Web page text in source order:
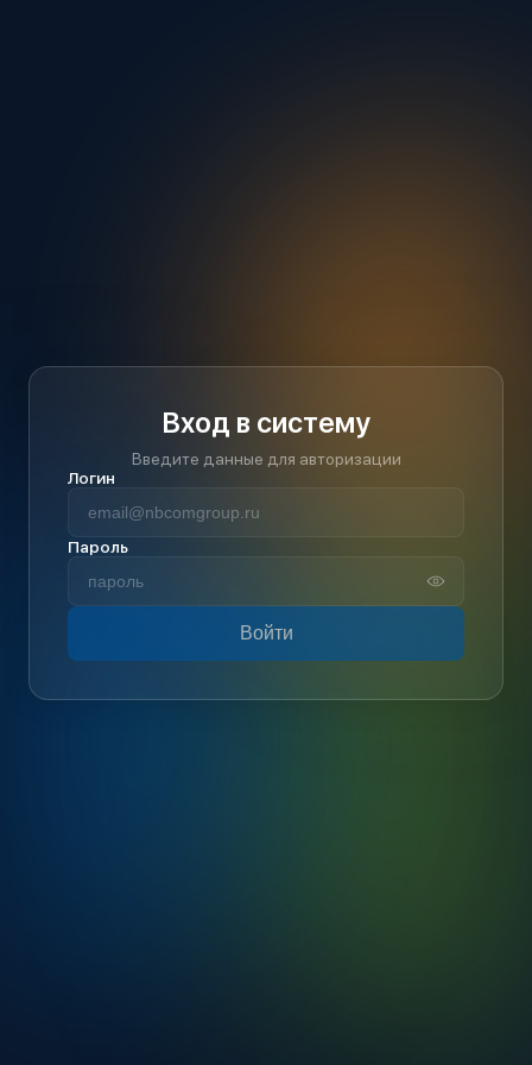
Вход в систему
Введите данные для авторизации
Логин
Пароль
Войти